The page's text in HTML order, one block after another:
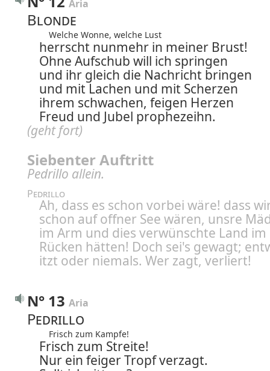
Aria
Blonde
Welche Wonne, welche Lust
herrscht nunmehr in meiner Brust!
Ohne Aufschub will ich springen
und ihr gleich die Nachricht bringen
und mit Lachen und mit Scherzen
ihrem schwachen, feigen Herzen
Freud und Jubel prophezeihn.
(geht fort)
Siebenter Auftritt
Pedrillo allein.
Pedrillo
Ah, dass es schon vorbei wäre! dass
schon auf offner See wären, unsre
im Arm und dies verwünschte Land im
Rücken hätten! Doch sei's gewagt;
itzt oder niemals. Wer zagt, verliert!
N° 13 Aria
Pedrillo
Frisch zum Kampfe!
Frisch zum Streite!
Nur ein feiger Tropf verzagt.